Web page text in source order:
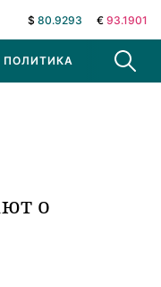
$ 80.9293 € 93.1901
ПОЛИТИКА В МИРЕ
о